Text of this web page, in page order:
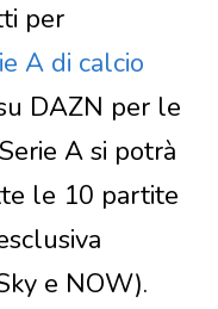
per
A di calcio
DAZN per le
A si potrà
le 10 partite
e NOW).